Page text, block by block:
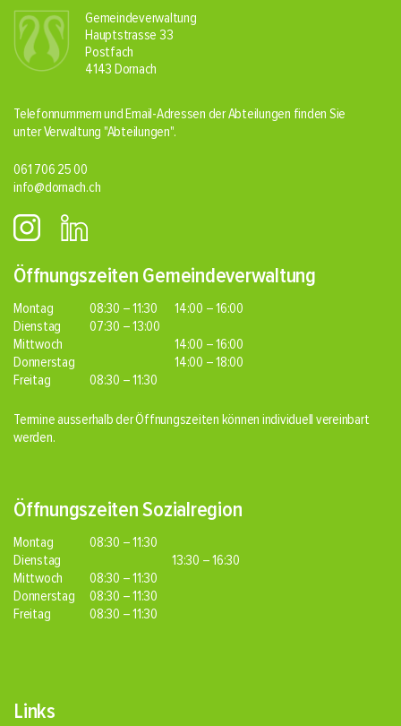
Gemeindeverwaltung
Hauptstrasse 33
Postfach
4143 Dornach
Telefonnummern und Email-Adressen der Abteilungen finden Sie
unter Verwaltung "Abteilungen".
061 706 25 00
info@dornach.ch
Öffnungszeiten Gemeindeverwaltung
Montag 08:30 – 11:30
14:00 – 16:00
Dienstag
07:30 – 13:00
Mittwoch
14:00 – 16:00
Donnerstag
14:00 – 18:00
Freitag
08:30 – 11:30
Termine ausserhalb der Öffnungszeiten können individuell vereinbart
werden.
Öffnungszeiten Sozialregion
Montag
08:30 – 11:30
Dienstag
13:30 – 16:30
Mittwoch
08:30 – 11:30
Donnerstag
08:30 – 11:30
Freitag
08:30 – 11:30
Links